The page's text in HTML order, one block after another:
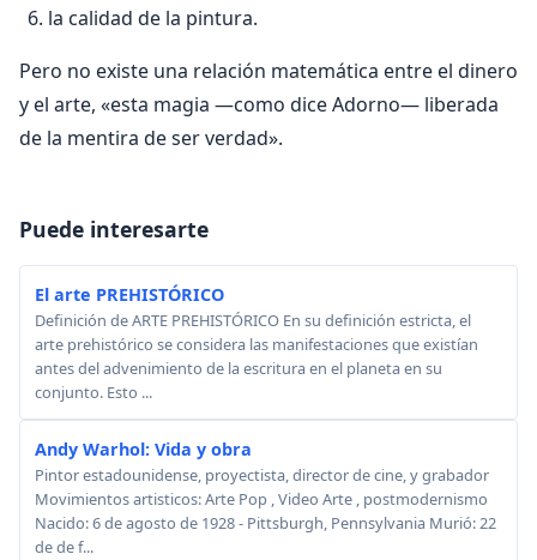
la calidad de la pintura.
Pero no existe una relación matemática entre el dinero
y el arte, «esta magia —como dice Adorno— liberada
de la mentira de ser verdad».
Puede interesarte
El arte PREHISTÓRICO
Definición de ARTE PREHISTÓRICO En su definición estricta, el
arte prehistórico se considera las manifestaciones que existían
antes del advenimiento de la escritura en el planeta en su
conjunto. Esto ...
Andy Warhol: Vida y obra
Pintor estadounidense, proyectista, director de cine, y grabador
Movimientos artisticos: Arte Pop , Video Arte , postmodernismo
Nacido: 6 de agosto de 1928 - Pittsburgh, Pennsylvania Murió: 22
de de f...